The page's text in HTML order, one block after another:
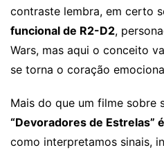
contraste lembra, em certo
funcional de R2-D2,
Wars, mas aqui o conceito
se torna o coração
Mais do que um filme sobre
“Devoradores de Estrelas”
como interpretamos sinais,